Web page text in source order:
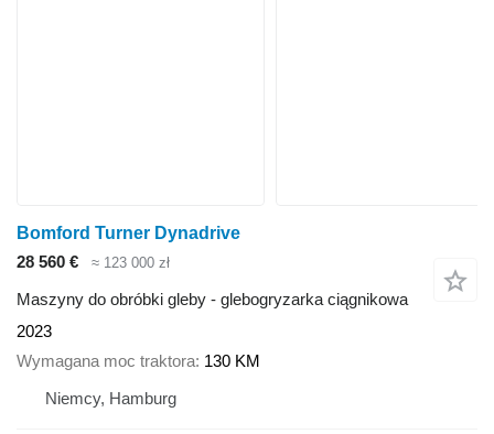
Bomford Turner Dynadrive
28 560 €
≈ 123 000 zł
Maszyny do obróbki gleby - glebogryzarka ciągnikowa
2023
Wymagana moc traktora 130 KM
Niemcy, Hamburg